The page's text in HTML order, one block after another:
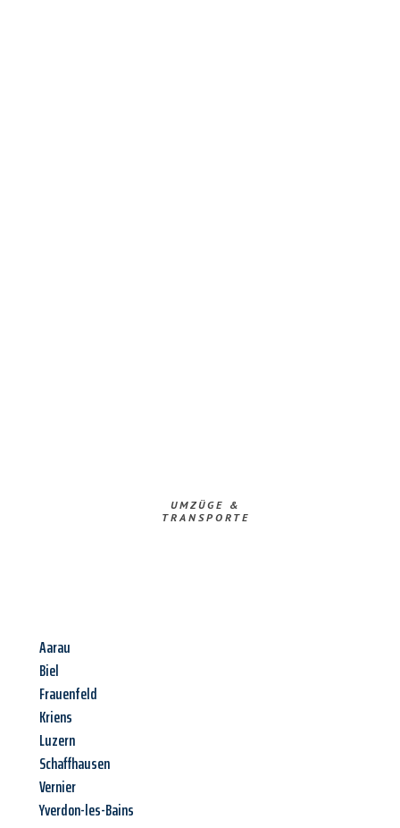
UMZÜGE &
TRANSPORTE
Aarau
Biel
Frauenfeld
Kriens
Luzern
Schaffhausen
Vernier
Yverdon-les-Bains